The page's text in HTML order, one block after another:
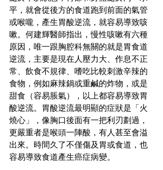
平，就會從後方的食道跑到前面的氣管
或喉嚨，產生胃酸逆流，就容易導致咳
嗽。何建輝醫師指出，慢性咳嗽有六種
原因，唯一跟胸腔科無關的就是胃食道
逆流，主要是現在人壓力大、作息不正
常、飲食不規律、嗜吃比較刺激辛辣的
食物，例如麻辣鍋或重鹹的炸物，或是
甜食（容易脹氣），以上都容易導致胃
酸逆流。胃酸逆流最明顯的症狀是「火
燒心」，像胸口後面有一把利刃劃過，
更嚴重者是喉頭一陣酸，有人甚至會溢
出來。時間久了不僅傷及胃或食道，也
容易導致食道產生癌症病變。